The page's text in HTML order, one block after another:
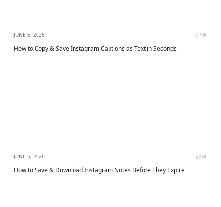
JUNE 6, 2026 記事
How to Copy & Save Instagram Captions as Text in Seconds
JUNE 5, 2026 記事
How to Save & Download Instagram Notes Before They Expire